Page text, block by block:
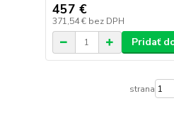
457 €
371,54 € bez DPH
Pridať
strana